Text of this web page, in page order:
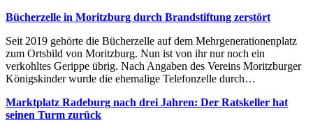
Bücherzelle in Moritzburg durch Brandstiftung zerstört
Seit 2019 gehörte die Bücherzelle auf dem Mehrgenerationenplatz
zum Ortsbild von Moritzburg. Nun ist von ihr nur noch ein
verkohltes Gerippe übrig. Nach Angaben des Vereins Moritzburger
Königskinder wurde die ehemalige Telefonzelle durch…
Marktplatz Radeburg nach drei Jahren: Der Ratskeller hat
seinen Turm zurück